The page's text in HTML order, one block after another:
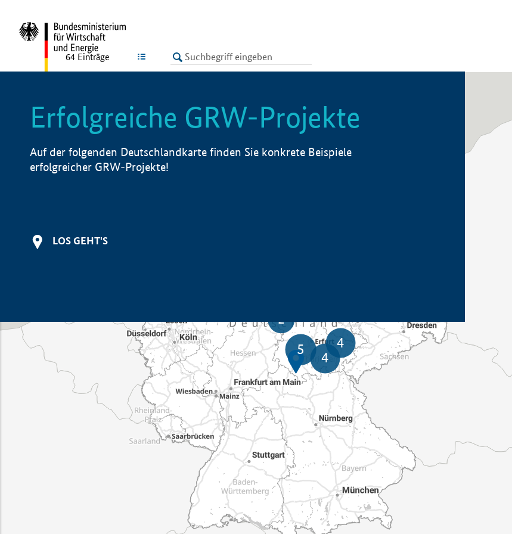
LISTE
64 Einträge
Erfolgreiche GRW-Projekte
Auf der folgenden Deutschlandkarte finden Sie konkrete Beispiele
erfolgreicher GRW-Projekte!
LOS GEHT'S